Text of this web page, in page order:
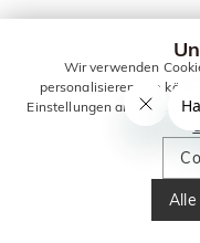
Wir verwenden
personalisieren. Sie
Einstellungen anpassen.
Alle